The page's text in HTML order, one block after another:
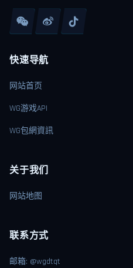
快速导航
网站首页
WG游戏API
WG包網資訊
关于我们
网站地图
联系方式
邮箱: @wgdtqt